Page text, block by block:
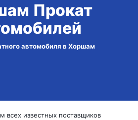
Прокат
автомобиля в Хоршам
всех известных поставщиков